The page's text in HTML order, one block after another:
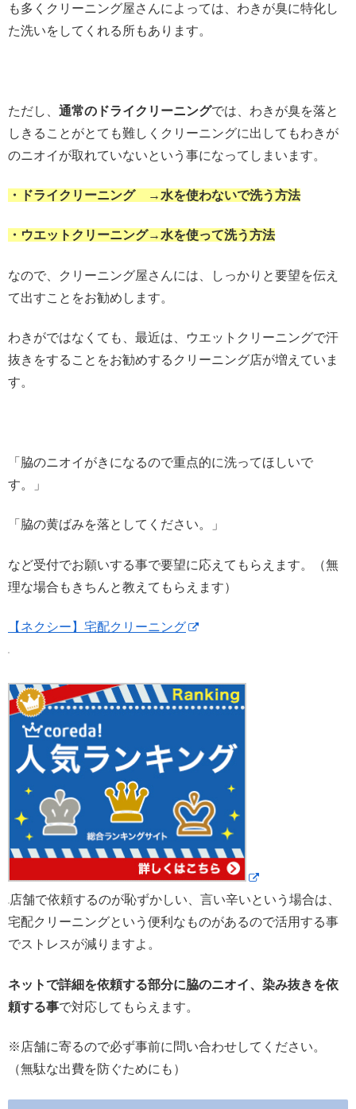
も多くクリーニング屋さんによっては、わきが臭に特化し
た洗いをしてくれる所もあります。
ただし、 通常のドライクリーニングでは、わきが臭を落と
しきることがとても難しくクリーニングに出してもわきが
のニオイが取れていないという事になってしまいます。
・ドライクリーニング →水を使わないで洗う方法
・ウエットクリーニング→水を使って洗う方法
なので、クリーニング屋さんには、しっかりと要望を伝え
て出すことをお勧めします。
わきがではなくても、最近は、ウエットクリーニングで汗
抜きをすることをお勧めするクリーニング店が増えていま
す。
「脇のニオイがきになるので重点的に洗ってほしいで
す。」
「脇の黄ばみを落としてください。」
など受付でお願いする事で要望に応えてもらえます。（無
理な場合もきちんと教えてもらえます）
【ネクシー】宅配クリーニング
店舗で依頼するのが恥ずかしい、言い辛いという場合は、
宅配クリーニングという便利なものがあるので活用する事
でストレスが減りますよ。
ネットで詳細を依頼する部分に脇のニオイ、染み抜きを依
頼する事で対応してもらえます。
※店舗に寄るので必ず事前に問い合わせしてください。
（無駄な出費を防ぐためにも）